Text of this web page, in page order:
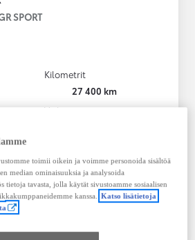
SPORT
Kilometrit
27 400 km
Vaihteisto
Näytä lisää
toimii oikein ja voimme personoida sisältöä
median ominaisuuksia ja analysoida
tietoja tavasta, jolla käytät sivustoamme sosiaalisen
kanssa. Katso lisätietoja